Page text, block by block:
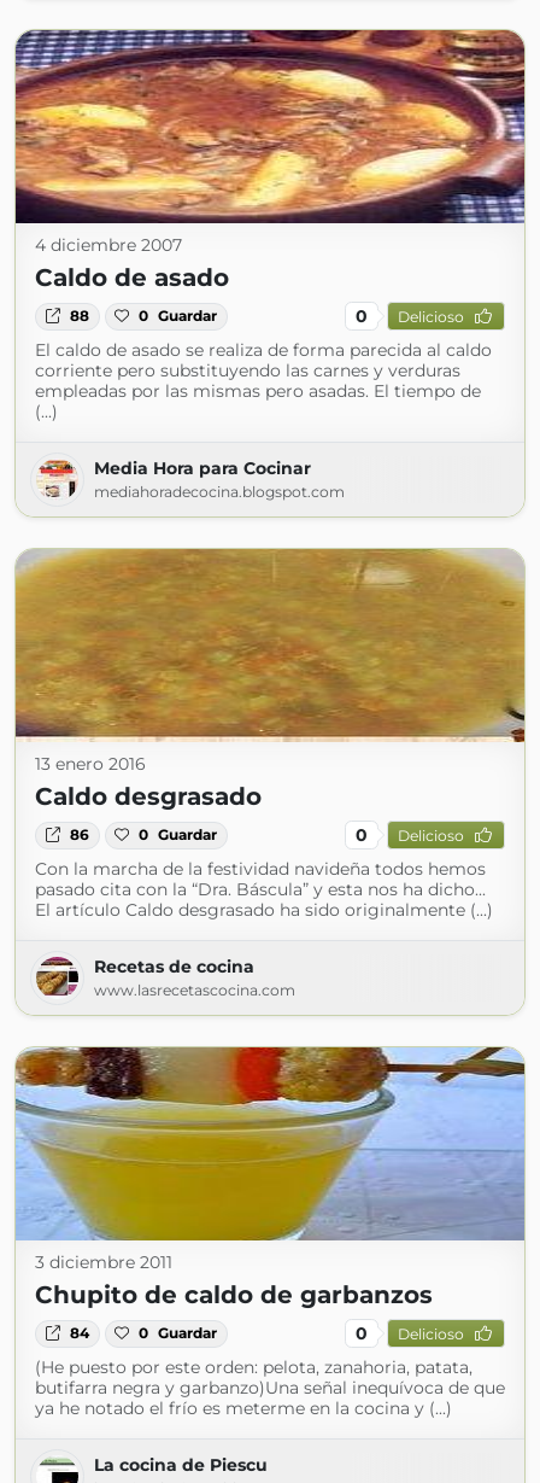
4 diciembre 2007
Caldo de asado
88 0 Guardar 0 Delicioso
El caldo de asado se realiza de forma parecida al caldo
corriente pero substituyendo las carnes y verduras
empleadas por las mismas pero asadas. El tiempo de
(...)
Media Hora para Cocinar
mediahoradecocina.blogspot.com
13 enero 2016
Caldo desgrasado
86 0 Guardar 0 Delicioso
Con la marcha de la festividad navideña todos hemos
pasado cita con la “Dra. Báscula” y esta nos ha dicho...
El artículo Caldo desgrasado ha sido originalmente (...)
Recetas de cocina
www.lasrecetascocina.com
3 diciembre 2011
Chupito de caldo de garbanzos
84 0 Guardar 0 Delicioso
(He puesto por este orden: pelota, zanahoria, patata,
butifarra negra y garbanzo)Una señal inequívoca de que
ya he notado el frío es meterme en la cocina y (...)
La cocina de Piescu